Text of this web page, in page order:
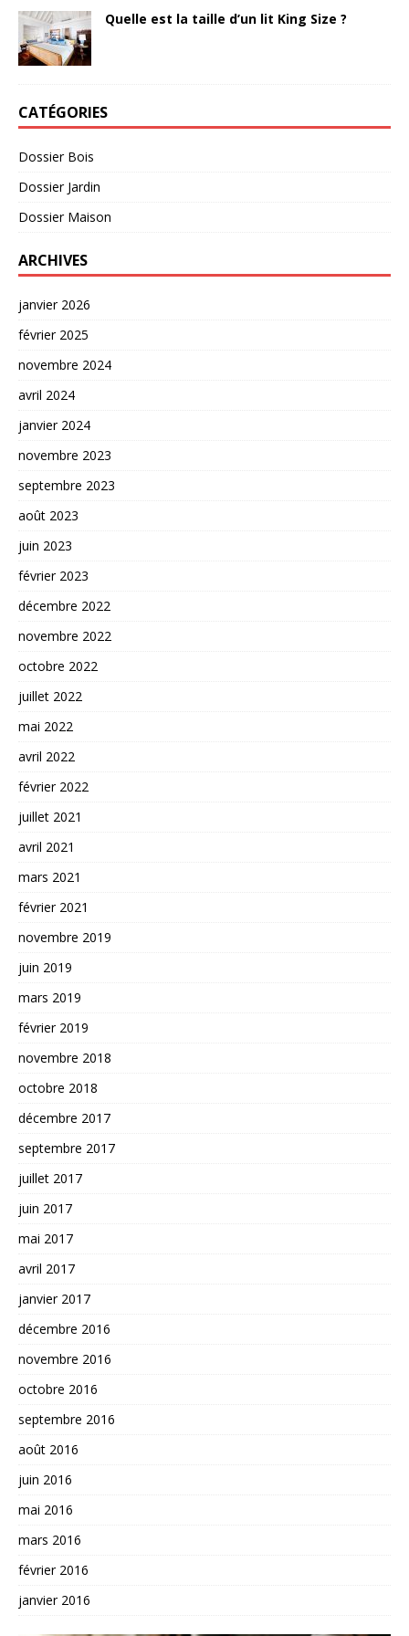
Quelle est la taille d’un lit King Size ?
CATÉGORIES
Dossier Bois
Dossier Jardin
Dossier Maison
ARCHIVES
janvier 2026
février 2025
novembre 2024
avril 2024
janvier 2024
novembre 2023
septembre 2023
août 2023
juin 2023
février 2023
décembre 2022
novembre 2022
octobre 2022
juillet 2022
mai 2022
avril 2022
février 2022
juillet 2021
avril 2021
mars 2021
février 2021
novembre 2019
juin 2019
mars 2019
février 2019
novembre 2018
octobre 2018
décembre 2017
septembre 2017
juillet 2017
juin 2017
mai 2017
avril 2017
janvier 2017
décembre 2016
novembre 2016
octobre 2016
septembre 2016
août 2016
juin 2016
mai 2016
mars 2016
février 2016
janvier 2016